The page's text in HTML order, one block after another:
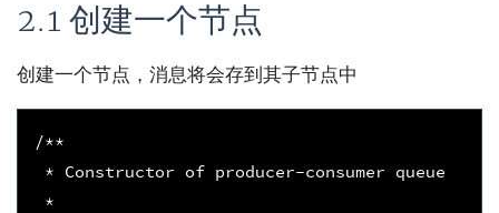
2.1 创建一个节点
创建一个节点，消息将会存到其子节点中
/**
* Constructor of producer-consumer queue
*